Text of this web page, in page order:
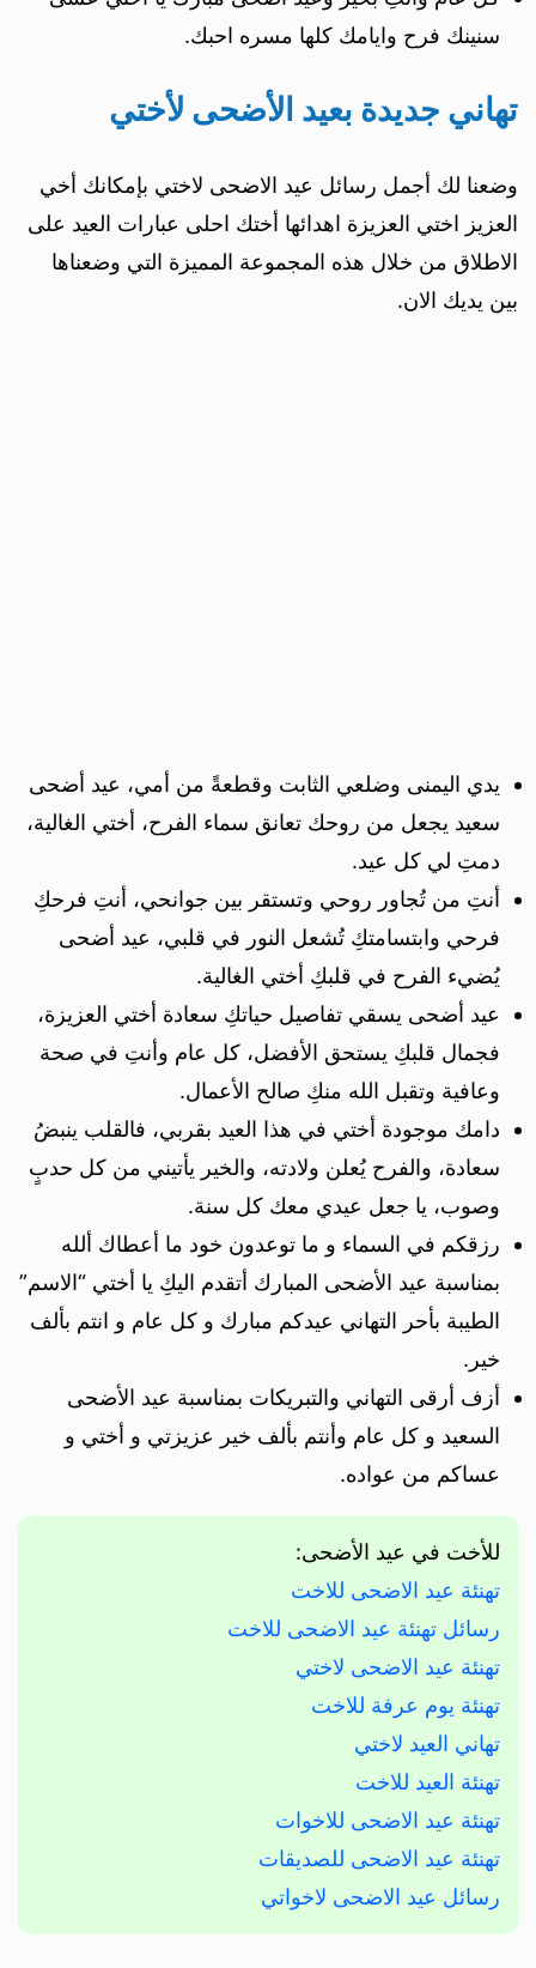
سنينك فرح وايامك كلها مسره احبك.
تهاني جديدة بعيد الأضحى لأختي
وضعنا لك أجمل رسائل عيد الاضحى لاختي بإمكانك أخي
العزيز اختي العزيزة اهدائها أختك احلى عبارات العيد على
الاطلاق من خلال هذه المجموعة المميزة التي وضعناها
بين يديك الان.
يدي اليمنى وضلعي الثابت وقطعةً من أمي، عيد أضحى
سعيد يجعل من روحك تعانق سماء الفرح، أختي الغالية،
دمتِ لي كل عيد.
أنتِ من تُجاور روحي وتستقر بين جوانحي، أنتِ فرحكِ
فرحي وابتسامتكِ تُشعل النور في قلبي، عيد أضحى
يُضيء الفرح في قلبكِ أختي الغالية.
عيد أضحى يسقي تفاصيل حياتكِ سعادة أختي العزيزة،
فجمال قلبكِ يستحق الأفضل، كل عام وأنتِ في صحة
وعافية وتقبل الله منكِ صالح الأعمال.
دامك موجودة أختي في هذا العيد بقربي، فالقلب ينبضُ
سعادة، والفرح يُعلن ولادته، والخير يأتيني من كل حدبٍ
وصوب، يا جعل عيدي معك كل سنة.
رزقكم في السماء و ما توعدون خود ما أعطاك ألله
بمناسبة عيد الأضحى المبارك أتقدم اليكِ يا أختي “الاسم”
الطيبة بأحر التهاني عيدكم مبارك و كل عام و انتم بألف
خير.
أزف أرقى التهاني والتبريكات بمناسبة عيد الأضحى
السعيد و كل عام وأنتم بألف خير عزيزتي و أختي و
عساكم من عواده.
للأخت في عيد الأضحى:
تهنئة عيد الاضحى للاخت
رسائل تهنئة عيد الاضحى للاخت
تهنئة عيد الاضحى لاختي
تهنئة يوم عرفة للاخت
تهاني العيد لاختي
تهنئة العيد للاخت
تهنئة عيد الاضحى للاخوات
تهنئة عيد الاضحى للصديقات
رسائل عيد الاضحى لاخواتي